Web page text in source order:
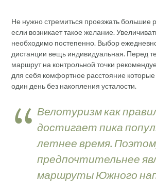
Не нужно стремиться проезжать большие
если возникает такое желание.
необходимо постепенно. Выбор
дистанции вещь индивидуальная. Перед
маршрут на контрольной точки
для себя комфортное расстояние
один день без накопления усталости.
Велотуризм как
достигает пика
летнее время.
предпочтительнее
маршруты Южного